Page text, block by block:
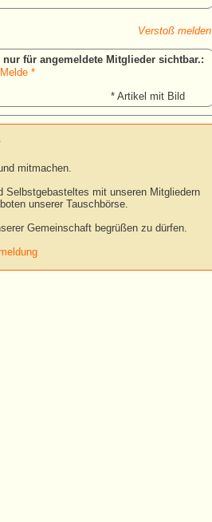
Verstoß melden
:
*
* Artikel mit Bild
mitmachen.
Selbstgebasteltes mit unseren Mitgliedern
unserer Tauschbörse.
Gemeinschaft begrüßen zu dürfen.